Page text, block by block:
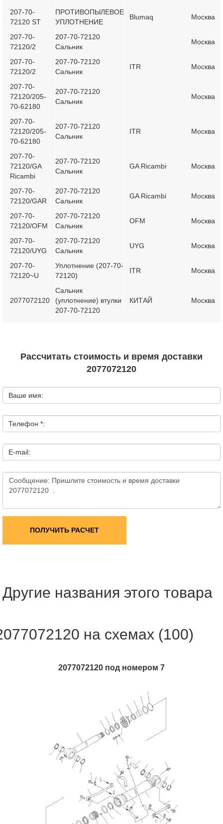
207-70-
72120 ST
ПРОТИВОПЫЛЕВОЕ
УПЛОТНЕНИЕ
Blumaq Москва
207-70-
72120/2
207-70-72120
Сальник
Москва
207-70-
72120/2
207-70-72120
Сальник
ITR Москва
207-70-
72120/205-
70-62180
207-70-72120
Сальник
Москва
207-70-
72120/205-
70-62180
207-70-72120
Сальник
ITR Москва
207-70-
72120/GA
Ricambi
207-70-72120
Сальник
GA Ricambi Москва
207-70-
72120/GAR
207-70-72120
Сальник
GA Ricambi Москва
207-70-
72120/OFM
207-70-72120
Сальник
OFM Москва
207-70-
72120/UYG
207-70-72120
Сальник
UYG Москва
207-70-
72120~U
Уплотнение (207-70-
72120)
ITR Москва
2077072120
Сальник
(уплотнение) втулки
207-70-72120
КИТАЙ Москва
Рассчитать стоимость и время доставки
2077072120
Ваше имя:
Телефон *:
E-mail:
ПОЛУЧИТЬ РАСЧЕТ
Другие названия этого товара
на схемах (100)
2077072120 под номером 7